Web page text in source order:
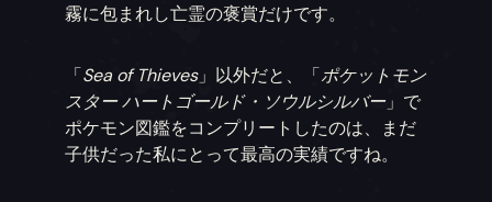
霧に包まれし亡霊の褒賞だけです。
「Sea of Thieves」以外だと、「ポケットモン
スター ハートゴールド・ソウルシルバー」で
ポケモン図鑑をコンプリートしたのは、まだ
子供だった私にとって最高の実績ですね。